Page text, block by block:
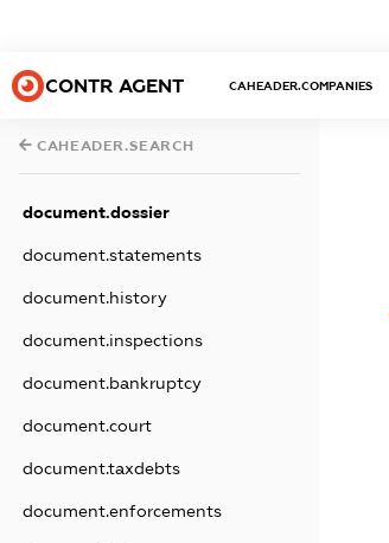
CONTR AGENT CAHEADER.COMPANIES
CAHEADER.SEARCH
document.dossier
document.statements
document.history
document.inspections
document.bankruptcy
document.court
document.taxdebts
document.enforcements